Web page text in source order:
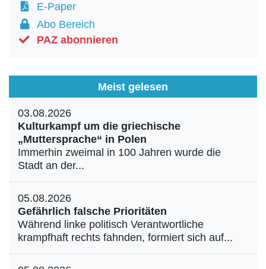
E-Paper
Abo Bereich
PAZ abonnieren
Meist gelesen
03.08.2026
Kulturkampf um die griechische
„Muttersprache“ in Polen
Immerhin zweimal in 100 Jahren wurde die
Stadt an der...
05.08.2026
Gefährlich falsche Prioritäten
Während linke politisch Verantwortliche
krampfhaft rechts fahnden, formiert sich auf...